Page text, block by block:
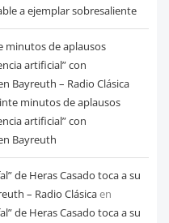
a ejemplar sobresaliente
minutos de aplausos
artificial” con
Bayreuth – Radio Clásica
minutos de aplausos
artificial” con
Bayreuth
de Heras Casado toca a su
– Radio Clásicaen
de Heras Casado toca a su